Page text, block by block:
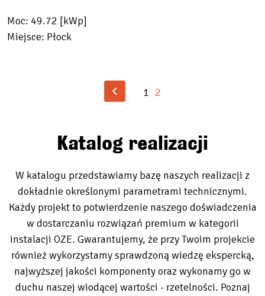
Moc: 49.72 [kWp]
Miejsce: Płock
1 2
Katalog realizacji
W katalogu przedstawiamy bazę naszych realizacji z
dokładnie określonymi parametrami technicznymi.
Każdy projekt to potwierdzenie naszego doświadczenia
w dostarczaniu rozwiązań premium w kategorii
instalacji OZE. Gwarantujemy, że przy Twoim projekcie
również wykorzystamy sprawdzoną wiedzę ekspercką,
najwyższej jakości komponenty oraz wykonamy go w
duchu naszej wiodącej wartości - rzetelności. Poznaj